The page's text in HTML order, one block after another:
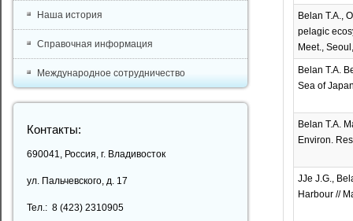
Belan T.A.,
pelagic
Meet.,
Belan T.A.
Sea of
Belan T.A.
Environ.
JJe J.G.,
Harbour //
Наша история
Справочная информация
Международное сотрудничество
Контакты:
690041, Россия, г. Владивосток
ул. Пальчевского, д. 17
Тел.: 8 (423) 2310905